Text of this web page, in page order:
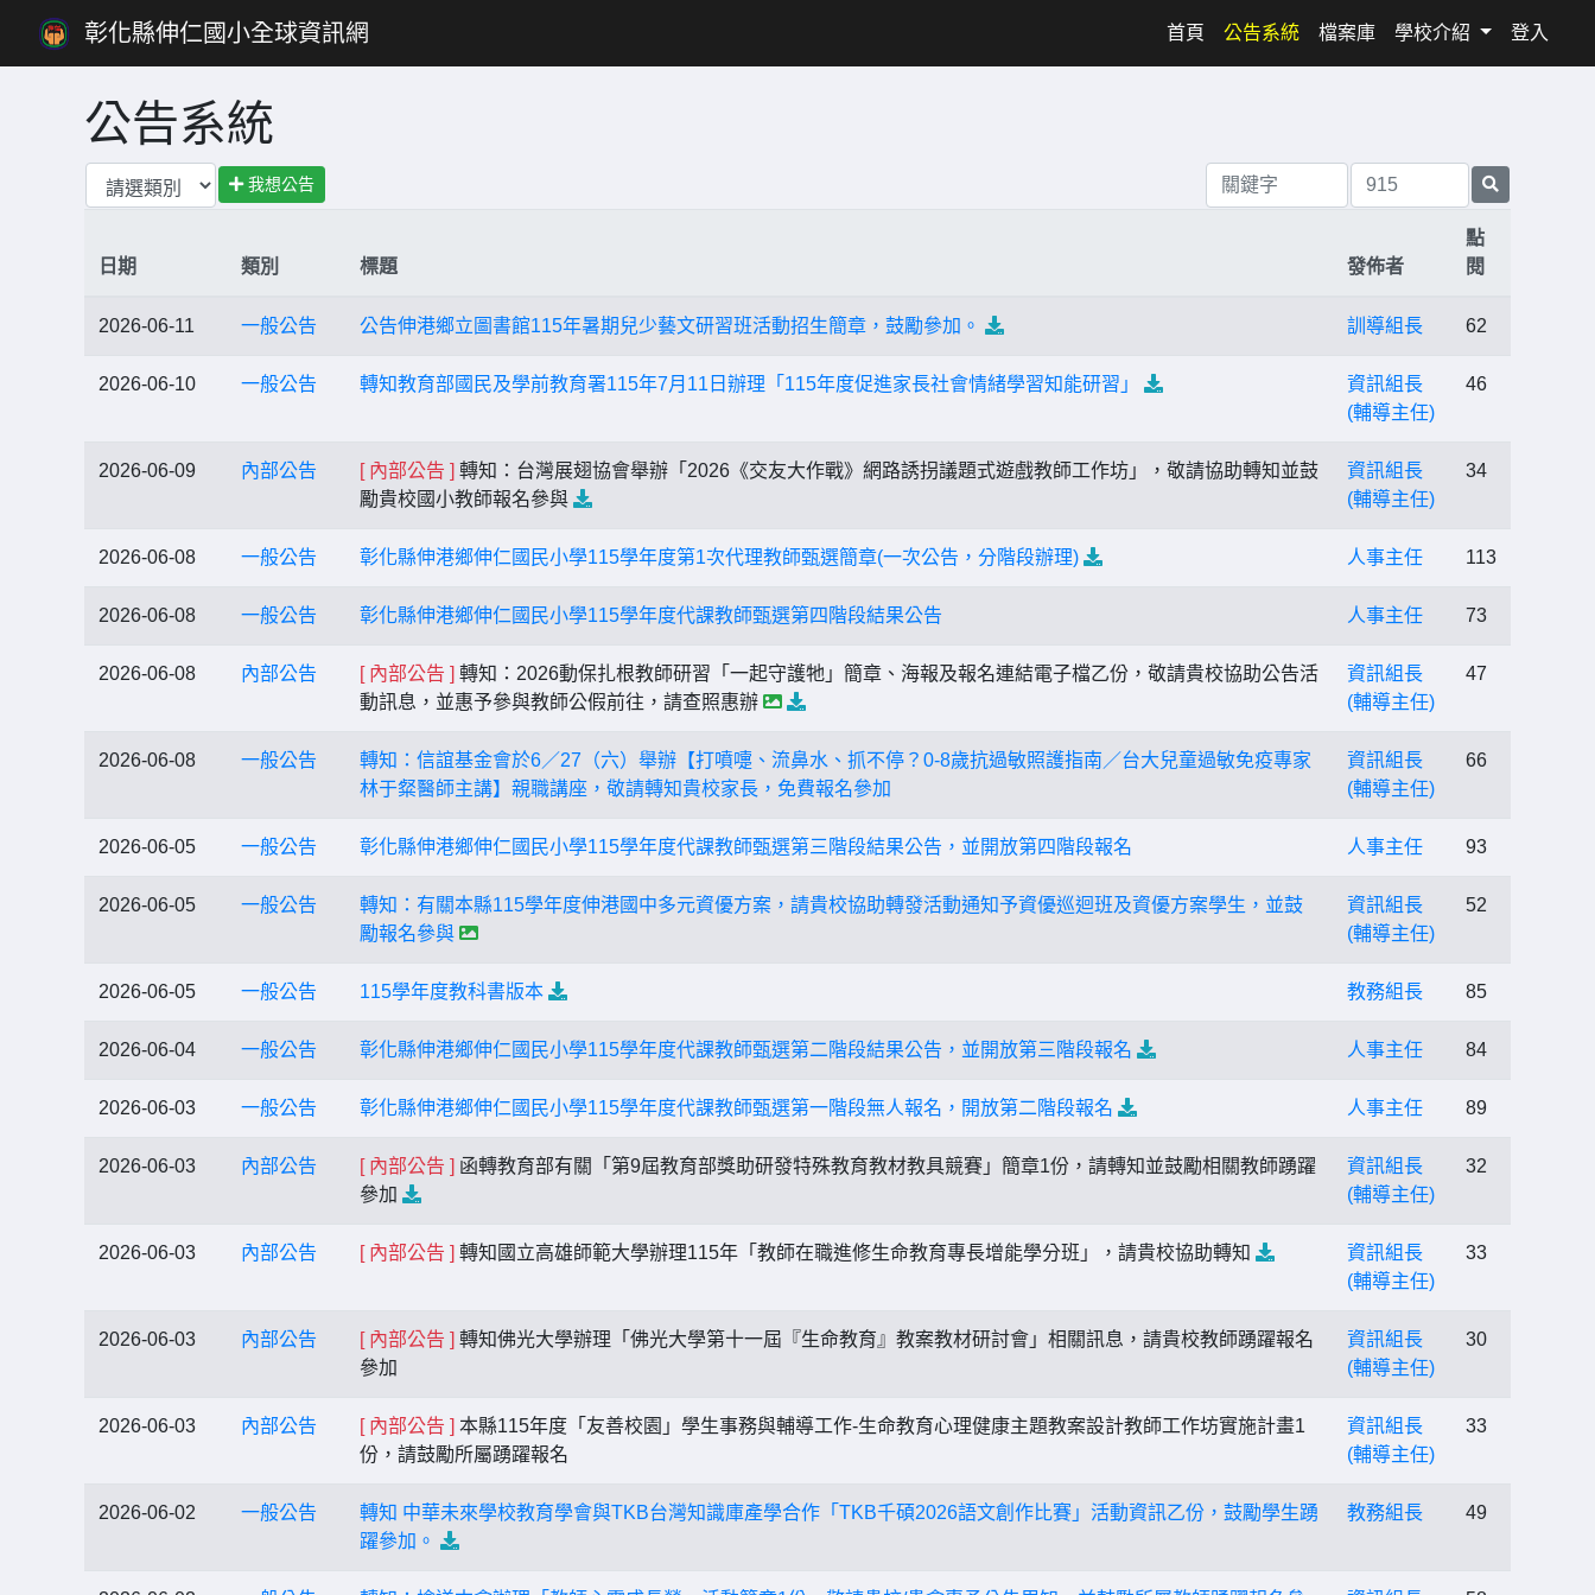
彰化縣伸仁國小全球資訊網 首頁 (current)
公告系統 檔案庫 學校介紹 登入
公告系統
我想公告
日期 類別 標題 發佈者
點
閱
2026-06-11 一般公告 公告伸港鄉立圖書館115年暑期兒少藝文研習班活動招生簡章，鼓勵參加。 訓導組長 62
2026-06-10 一般公告 轉知教育部國民及學前教育署115年7月11日辦理「115年度促進家長社會情緒學習知能研習」
資訊組長
(輔導主任)
46
2026-06-09 內部公告 [ 內部公告 ] 轉知：台灣展翅協會舉辦「2026《交友大作戰》網路誘拐議題式遊戲教師工作坊」，敬請協助轉知並鼓
勵貴校國小教師報名參與
資訊組長
(輔導主任)
34
2026-06-08 一般公告 彰化縣伸港鄉伸仁國民小學115學年度第1次代理教師甄選簡章(一次公告，分階段辦理) 人事主任 113
2026-06-08 一般公告 彰化縣伸港鄉伸仁國民小學115學年度代課教師甄選第四階段結果公告 人事主任 73
2026-06-08 內部公告 [ 內部公告 ] 轉知：2026動保扎根教師研習「一起守護牠」簡章、海報及報名連結電子檔乙份，敬請貴校協助公告活
動訊息，並惠予參與教師公假前往，請查照惠辦
資訊組長
(輔導主任)
47
2026-06-08 一般公告
轉知：信誼基金會於6／27（六）舉辦【打噴嚏、流鼻水、抓不停？0-8歲抗過敏照護指南／台大兒童過敏免疫專家
林于粲醫師主講】親職講座，敬請轉知貴校家長，免費報名參加
資訊組長
(輔導主任)
66
2026-06-05 一般公告 彰化縣伸港鄉伸仁國民小學115學年度代課教師甄選第三階段結果公告，並開放第四階段報名 人事主任 93
2026-06-05 一般公告
轉知：有關本縣115學年度伸港國中多元資優方案，請貴校協助轉發活動通知予資優巡迴班及資優方案學生，並鼓
勵報名參與
資訊組長
(輔導主任)
52
2026-06-05 一般公告 115學年度教科書版本 教務組長 85
2026-06-04 一般公告 彰化縣伸港鄉伸仁國民小學115學年度代課教師甄選第二階段結果公告，並開放第三階段報名 人事主任 84
2026-06-03 一般公告 彰化縣伸港鄉伸仁國民小學115學年度代課教師甄選第一階段無人報名，開放第二階段報名 人事主任 89
2026-06-03 內部公告 [ 內部公告 ] 函轉教育部有關「第9屆教育部獎助研發特殊教育教材教具競賽」簡章1份，請轉知並鼓勵相關教師踴躍
參加
資訊組長
(輔導主任)
32
2026-06-03 內部公告 [ 內部公告 ] 轉知國立高雄師範大學辦理115年「教師在職進修生命教育專長增能學分班」，請貴校協助轉知
資訊組長
(輔導主任)
33
2026-06-03 內部公告 [ 內部公告 ] 轉知佛光大學辦理「佛光大學第十一屆『生命教育』教案教材研討會」相關訊息，請貴校教師踴躍報名
參加
資訊組長
(輔導主任)
30
2026-06-03 內部公告 [ 內部公告 ] 本縣115年度「友善校園」學生事務與輔導工作-生命教育心理健康主題教案設計教師工作坊實施計畫1
份，請鼓勵所屬踴躍報名
資訊組長
(輔導主任)
33
2026-06-02 一般公告
轉知 中華未來學校教育學會與TKB台灣知識庫產學合作「TKB千碩2026語文創作比賽」活動資訊乙份，鼓勵學生踴
躍參加。
教務組長 49